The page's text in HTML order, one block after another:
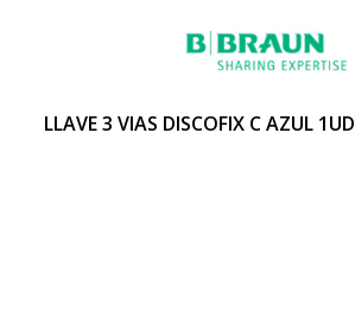
LLAVE 3 VIAS DISCOFIX C AZUL 1UD